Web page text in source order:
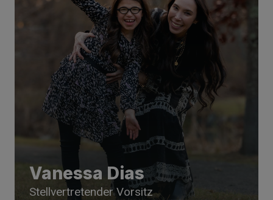
Vanessa Dias
Stellvertretender Vorsitz